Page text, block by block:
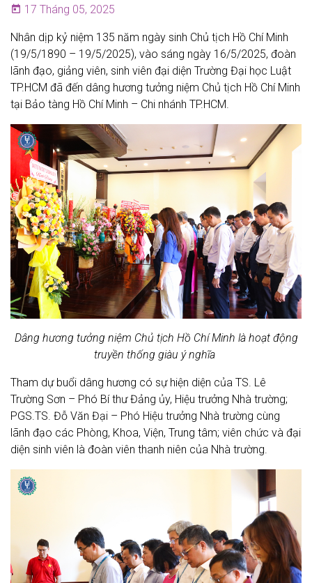
17 Tháng 05, 2025
Nhân dịp kỷ niệm 135 năm ngày sinh Chủ tịch Hồ Chí Minh
(19/5/1890 – 19/5/2025), vào sáng ngày 16/5/2025, đoàn
lãnh đạo, giảng viên, sinh viên đại diện Trường Đại học Luật
TP.HCM đã đến dâng hương tưởng niệm Chủ tịch Hồ Chí Minh
tại Bảo tàng Hồ Chí Minh – Chi nhánh TP.HCM.
Dâng hương tưởng niệm Chủ tịch Hồ Chí Minh là hoạt động
truyền thống giàu ý nghĩa
Tham dự buổi dâng hương có sự hiện diện của TS. Lê
Trường Sơn – Phó Bí thư Đảng ủy, Hiệu trưởng Nhà trường;
PGS.TS. Đỗ Văn Đại – Phó Hiệu trưởng Nhà trường cùng
lãnh đạo các Phòng, Khoa, Viện, Trung tâm; viên chức và đại
diện sinh viên là đoàn viên thanh niên của Nhà trường.